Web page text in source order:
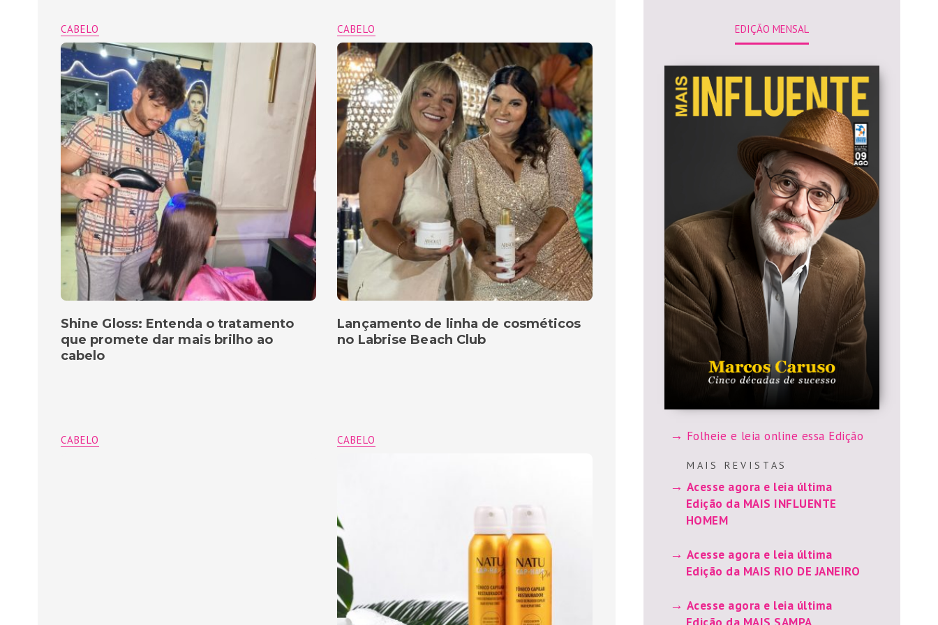
CABELO
Lançamento de linha de cosméticos
no Labrise Beach Club
CABELO
Shine Gloss: Entenda o tratamento
que promete dar mais brilho ao
cabelo
CABELO
CABELO
EDIÇÃO MENSAL
Folheie e leia online essa Edição
M A I S R E V I S T A S
Acesse agora e leia última
Edição da MAIS INFLUENTE
HOMEM
Acesse agora e leia última
Edição da MAIS RIO DE JANEIRO
Acesse agora e leia última
Edição da MAIS SAMPA